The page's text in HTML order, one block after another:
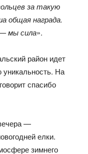
за такую
общая награда.
мы сила».
район идет
уникальность. На
спасибо
—
елки.
зимнего